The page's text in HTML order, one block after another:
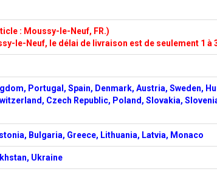
: Moussy-le-Neuf, FR.)
le-Neuf, le délai de livraison est de seulement 1 à
Portugal, Spain, Denmark, Austria, Sweden,
Czech Republic, Poland, Slovakia,
Bulgaria, Greece, Lithuania, Latvia, Monaco
Ukraine